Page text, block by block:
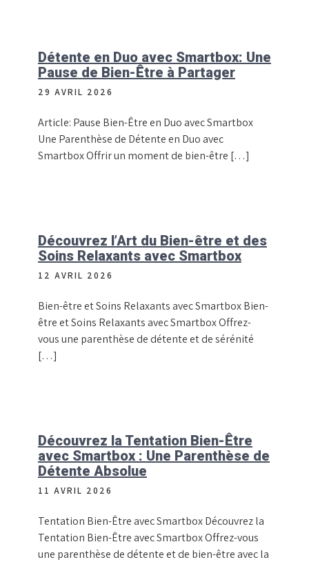
Détente en Duo avec Smartbox: Une
Pause de Bien-Être à Partager
29 AVRIL 2026
Article: Pause Bien-Être en Duo avec Smartbox
Une Parenthèse de Détente en Duo avec
Smartbox Offrir un moment de bien-être […]
Découvrez l’Art du Bien-être et des
Soins Relaxants avec Smartbox
12 AVRIL 2026
Bien-être et Soins Relaxants avec Smartbox Bien-
être et Soins Relaxants avec Smartbox Offrez-
vous une parenthèse de détente et de sérénité
[…]
Découvrez la Tentation Bien-Être
avec Smartbox : Une Parenthèse de
Détente Absolue
11 AVRIL 2026
Tentation Bien-Être avec Smartbox Découvrez la
Tentation Bien-Être avec Smartbox Offrez-vous
une parenthèse de détente et de bien-être avec la